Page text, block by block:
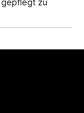
gepflegt zu